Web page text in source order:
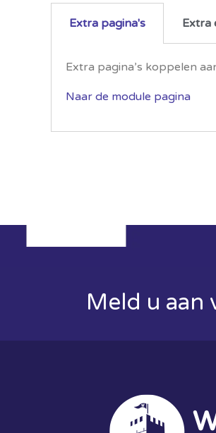
Extra pagina's Extra
Extra pagina’s koppelen
Naar de module pagina
Meld u aan